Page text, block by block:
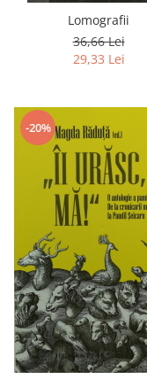
Lomografii
36,66 Lei
29,33 Lei
-20%